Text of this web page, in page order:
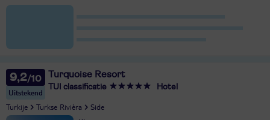
9,2
Uitstekend
Turquoise Resort
TUI classificatie Hotel
Turkije Turkse Rivièra Side